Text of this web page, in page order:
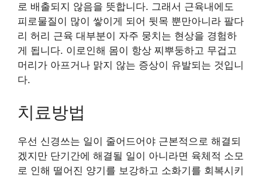
로 배출되지 않음을 뜻합니다. 그래서 근육내에도
피로물질이 많이 쌓이게 되어 뒷목 뿐만아니라 팔다
리 허리 근육 대부분이 자주 뭉치는 현상을 경험하
게 됩니다. 이로인해 몸이 항상 찌뿌둥하고 무겁고
머리가 아프거나 맑지 않는 증상이 유발되는 것입니
다.
치료방법
우선 신경쓰는 일이 줄어드어야 근본적으로 해결되
겠지만 단기간에 해결될 일이 아니라면 육체적 소모
로 인해 떨어진 양기를 보강하고 소화기를 회복시키